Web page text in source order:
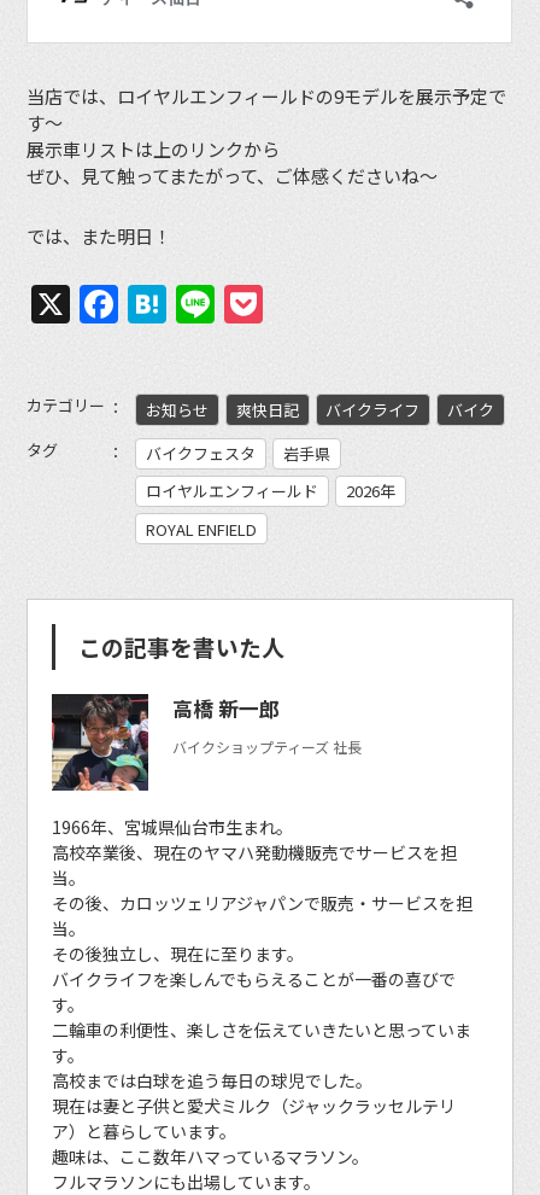
当店では、ロイヤルエンフィールドの9モデルを展示予定で
す〜
展示車リストは上のリンクから
ぜひ、見て触ってまたがって、ご体感くださいね〜
では、また明日！
X Facebook
Hatena
Line
カテゴリー お知らせ 爽快日記 バイクライフ
バイク
タグ
バイクフェスタ
岩手県
ロイヤルエンフィールド
2026年
ROYAL ENFIELD
この記事を書いた人
高橋 新一郎
バイクショップティーズ 社長
1966年、宮城県仙台市生まれ。
高校卒業後、現在のヤマハ発動機販売でサービスを担
当。
その後、カロッツェリアジャパンで販売・サービスを担
当。
その後独立し、現在に至ります。
バイクライフを楽しんでもらえることが一番の喜びで
す。
二輪車の利便性、楽しさを伝えていきたいと思っていま
す。
高校までは白球を追う毎日の球児でした。
現在は妻と子供と愛犬ミルク（ジャックラッセルテリ
ア）と暮らしています。
趣味は、ここ数年ハマっているマラソン。
フルマラソンにも出場しています。